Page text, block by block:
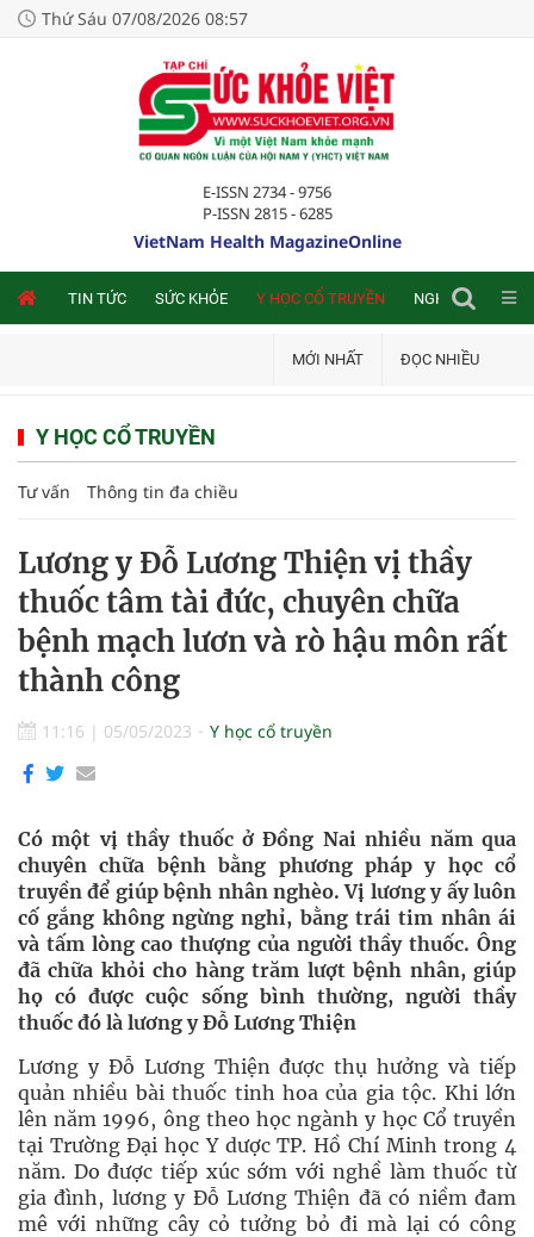
Thứ Sáu 07/08/2026 08:57
E-ISSN 2734 - 9756
P-ISSN 2815 - 6285
VietNam Health MagazineOnline
TIN TỨC SỨC KHỎE Y HỌC CỔ TRUYỀN NGHIÊN CỨU
MỚI NHẤT ĐỌC NHIỀU
Y HỌC CỔ TRUYỀN
Tư vấn Thông tin đa chiều
Lương y Đỗ Lương Thiện vị thầy
thuốc tâm tài đức, chuyên chữa
bệnh mạch lươn và rò hậu môn rất
thành công
11:16 | 05/05/2023 Y học cổ truyền
Có một vị thầy thuốc ở Đồng Nai nhiều năm qua
chuyên chữa bệnh bằng phương pháp y học cổ
truyền để giúp bệnh nhân nghèo. Vị lương y ấy luôn
cố gắng không ngừng nghỉ, bằng trái tim nhân ái
và tấm lòng cao thượng của người thầy thuốc. Ông
đã chữa khỏi cho hàng trăm lượt bệnh nhân, giúp
họ có được cuộc sống bình thường, người thầy
thuốc đó là lương y Đỗ Lương Thiện
Lương y Đỗ Lương Thiện được thụ hưởng và tiếp
quản nhiều bài thuốc tinh hoa của gia tộc. Khi lớn
lên năm 1996, ông theo học ngành y học Cổ truyền
tại Trường Đại học Y dược TP. Hồ Chí Minh trong 4
năm. Do được tiếp xúc sớm với nghề làm thuốc từ
gia đình, lương y Đỗ Lương Thiện đã có niềm đam
mê với những cây cỏ tưởng bỏ đi mà lại có công